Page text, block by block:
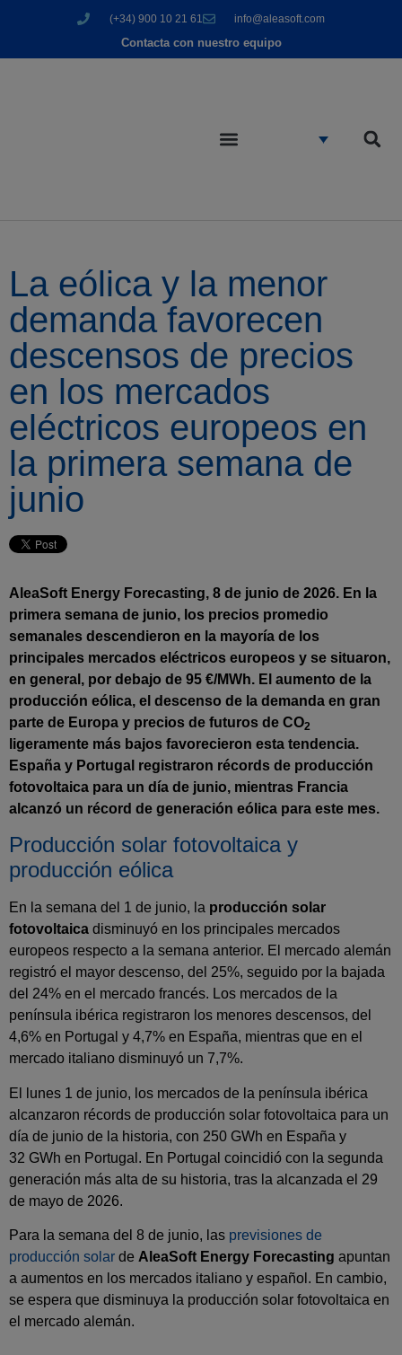
(+34) 900 10 21 61 info@aleasoft.com
Contacta con nuestro equipo
La eólica y la menor
demanda favorecen
descensos de precios
en los mercados
eléctricos europeos en
la primera semana de
junio
AleaSoft Energy Forecasting, 8 de junio de 2026. En la
primera semana de junio, los precios promedio
semanales descendieron en la mayoría de los
principales mercados eléctricos europeos y se situaron,
en general, por debajo de 95 €/MWh. El aumento de la
producción eólica, el descenso de la demanda en gran
parte de Europa y precios de futuros de CO2
ligeramente más bajos favorecieron esta tendencia.
España y Portugal registraron récords de producción
fotovoltaica para un día de junio, mientras Francia
alcanzó un récord de generación eólica para este mes.
Producción solar fotovoltaica y
producción eólica
En la semana del 1 de junio, la producción solar
fotovoltaica disminuyó en los principales mercados
europeos respecto a la semana anterior. El mercado alemán
registró el mayor descenso, del 25%, seguido por la bajada
del 24% en el mercado francés. Los mercados de la
península ibérica registraron los menores descensos, del
4,6% en Portugal y 4,7% en España, mientras que en el
mercado italiano disminuyó un 7,7%.
El lunes 1 de junio, los mercados de la península ibérica
alcanzaron récords de producción solar fotovoltaica para un
día de junio de la historia, con 250 GWh en España y
32 GWh en Portugal. En Portugal coincidió con la segunda
generación más alta de su historia, tras la alcanzada el 29
de mayo de 2026.
Para la semana del 8 de junio, las previsiones de
producción solar de AleaSoft Energy Forecasting apuntan
a aumentos en los mercados italiano y español. En cambio,
se espera que disminuya la producción solar fotovoltaica en
el mercado alemán.